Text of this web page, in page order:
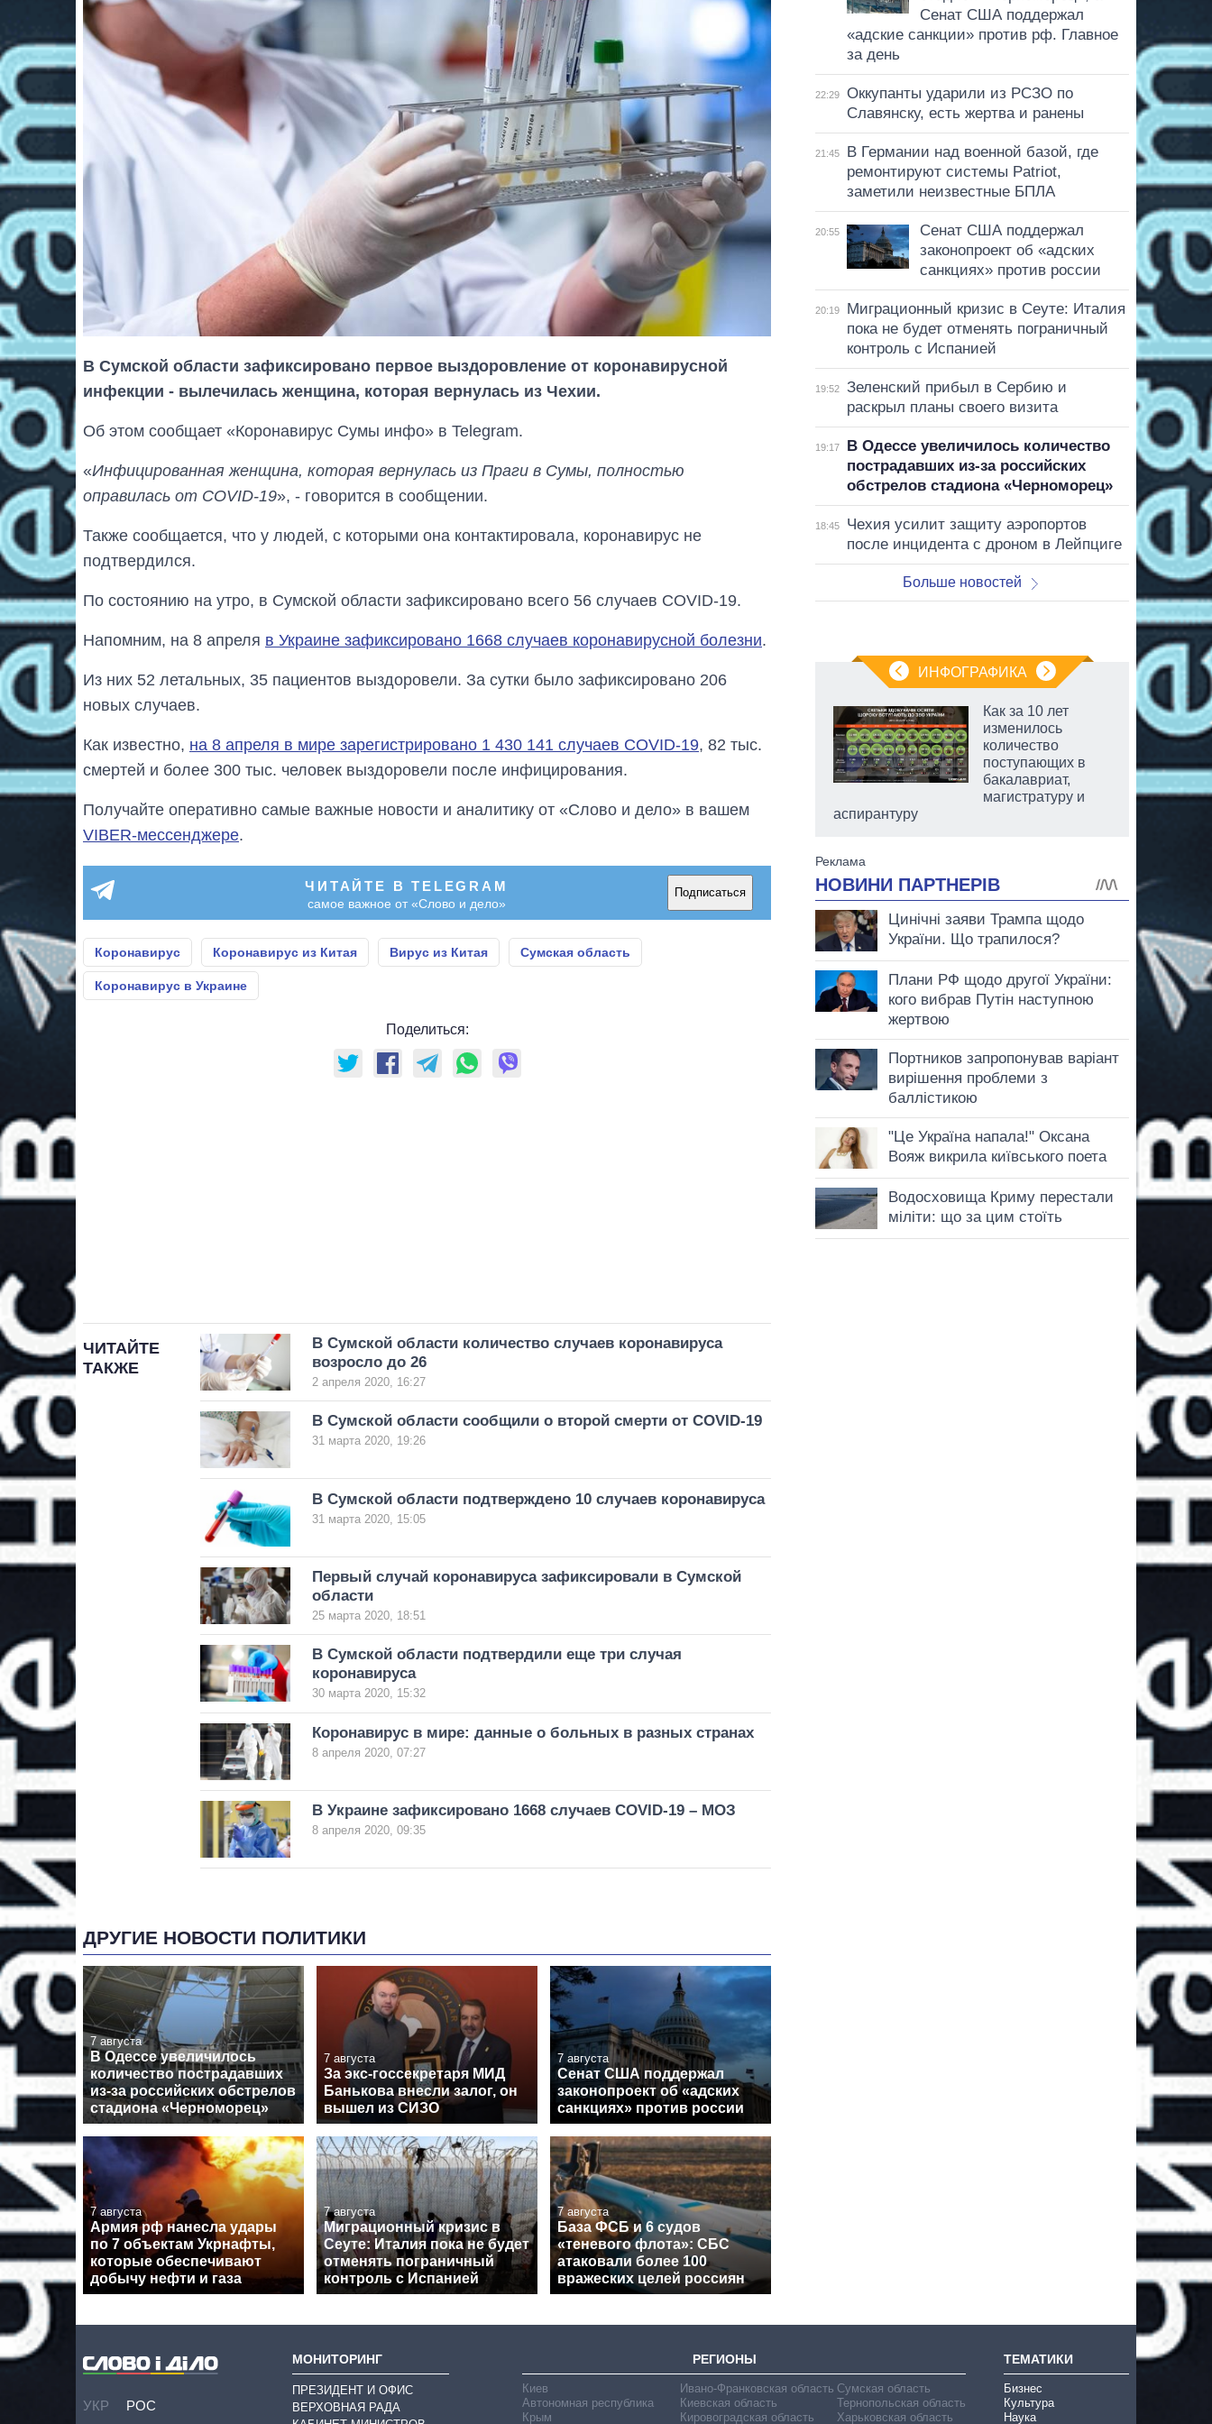
В Сумской области зафиксировано первое выздоровление от коронавирусной
инфекции - вылечилась женщина, которая вернулась из Чехии.
Об этом сообщает «Коронавирус Сумы инфо» в Telegram.
«Инфицированная женщина, которая вернулась из Праги в Сумы, полностью
оправилась от COVID-19», - говорится в сообщении.
Также сообщается, что у людей, с которыми она контактировала, коронавирус не
подтвердился.
По состоянию на утро, в Сумской области зафиксировано всего 56 случаев COVID-19.
Напомним, на 8 апреля в Украине зафиксировано 1668 случаев коронавирусной болезни.
Из них 52 летальных, 35 пациентов выздоровели. За сутки было зафиксировано 206
новых случаев.
Как известно, на 8 апреля в мире зарегистрировано 1 430 141 случаев COVID-19, 82 тыс.
смертей и более 300 тыс. человек выздоровели после инфицирования.
Получайте оперативно самые важные новости и аналитику от «Слово и дело» в вашем
VIBER-мессенджере.
ЧИТАЙТЕ В TELEGRAM
самое важное от «Слово и дело»
Подписаться
Коронавирус Коронавирус из Китая Вирус из Китая Сумская область
Коронавирус в Украине
Поделиться:
ЧИТАЙТЕ
ТАКЖЕ
В Сумской области количество случаев коронавируса
возросло до 26
2 апреля 2020, 16:27
В Сумской области сообщили о второй смерти от COVID-19
31 марта 2020, 19:26
В Сумской области подтверждено 10 случаев коронавируса
31 марта 2020, 15:05
Первый случай коронавируса зафиксировали в Сумской
области
25 марта 2020, 18:51
В Сумской области подтвердили еще три случая
коронавируса
30 марта 2020, 15:32
Коронавирус в мире: данные о больных в разных странах
8 апреля 2020, 07:27
В Украине зафиксировано 1668 случаев COVID-19 – МОЗ
8 апреля 2020, 09:35
ДРУГИЕ НОВОСТИ ПОЛИТИКИ
7 августа
В Одессе увеличилось
количество пострадавших
из-за российских обстрелов
стадиона «Черноморец»
7 августа
За экс-госсекретаря МИД
Банькова внесли залог, он
вышел из СИЗО
7 августа
Сенат США поддержал
законопроект об «адских
санкциях» против россии
7 августа
Армия рф нанесла удары
по 7 объектам Укрнафты,
которые обеспечивают
добычу нефти и газа
7 августа
Миграционный кризис в
Сеуте: Италия пока не будет
отменять пограничный
контроль с Испанией
7 августа
База ФСБ и 6 судов
«теневого флота»: СБС
атаковали более 100
вражеских целей россиян
Сенат США поддержал
«адские санкции» против рф. Главное
за день
22:29
Оккупанты ударили из РСЗО по
Славянску, есть жертва и ранены
21:45
В Германии над военной базой, где
ремонтируют системы Patriot,
заметили неизвестные БПЛА
20:55
Сенат США поддержал
законопроект об «адских
санкциях» против россии
20:19
Миграционный кризис в Сеуте: Италия
пока не будет отменять пограничный
контроль с Испанией
19:52
Зеленский прибыл в Сербию и
раскрыл планы своего визита
19:17
В Одессе увеличилось количество
пострадавших из-за российских
обстрелов стадиона «Черноморец»
18:45
Чехия усилит защиту аэропортов
после инцидента с дроном в Лейпциге
Больше новостей
ИНФОГРАФИКА
Министерства
Как за 10 лет
изменилось
количество
поступающих в
бакалавриат,
магистратуру и
аспирантуру
УКР РОС
МОНИТОРИНГ
ПРЕЗИДЕНТ И ОФИС
ВЕРХОВНАЯ РАДА
РЕГИОНЫ
Киев
Автономная республика
Крым
Ивано-Франковская область
Киевская область
Кировоградская область
Сумская область
Тернопольская область
Харьковская область
ТЕМАТИКИ
Бизнес
Культура
Наука